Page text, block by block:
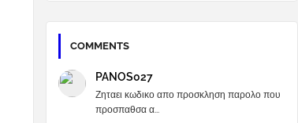
COMMENTS
PANOS027
Ζηταει κωδικο απο προσκληση παρολο που
προσπαθσα α...